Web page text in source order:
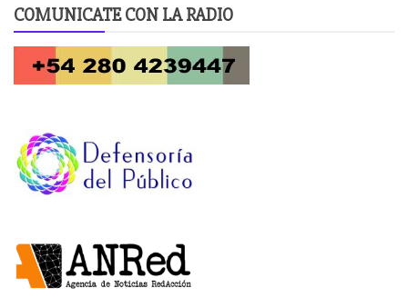
COMUNICATE CON LA RADIO